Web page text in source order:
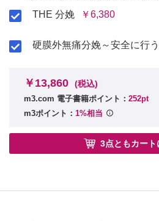
THE 分娩 ￥6,380
硬膜外無痛分娩～安全に行
￥13,860 (税込)
m3.com 電子書籍ポイント： 252pt
m3ポイント： 1%相当
3点ともカート